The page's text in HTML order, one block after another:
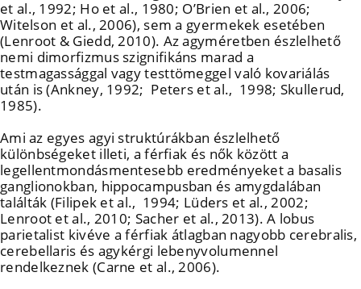
et al., 1992; Ho et al., 1980; O’Brien et al., 2006;
Witelson et al., 2006), sem a gyermekek esetében
(Lenroot & Giedd, 2010). Az agyméretben észlelhető
nemi dimorfizmus szignifikáns marad a
testmagassággal vagy testtömeggel való kovariálás
után is (Ankney, 1992; Peters et al., 1998; Skullerud,
1985).
Ami az egyes agyi struktúrákban észlelhető
különbségeket illeti, a férfiak és nők között a
legellentmondásmentesebb eredményeket a basalis
ganglionokban, hippocampusban és amygdalában
találták (Filipek et al., 1994; Lüders et al., 2002;
Lenroot et al., 2010; Sacher et al., 2013). A lobus
parietalist kivéve a férfiak átlagban nagyobb cerebralis,
cerebellaris és agykérgi lebenyvolumennel
rendelkeznek (Carne et al., 2006).